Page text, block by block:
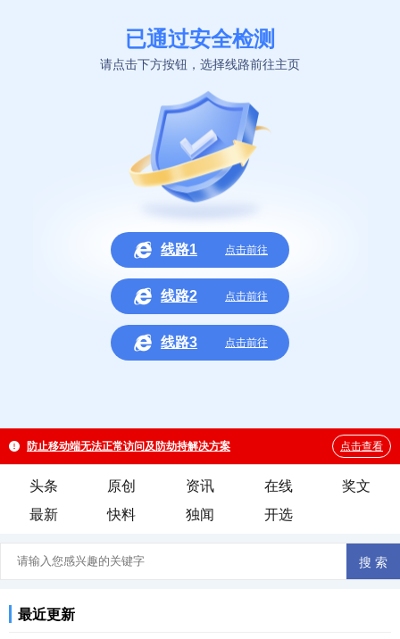
头条 原创 资讯 在线
奖文
最新
快料 独闻 开选
最近更新